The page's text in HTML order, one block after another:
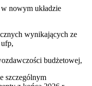
nowym układzie
wynikających ze
budżetowej,
szczególnym